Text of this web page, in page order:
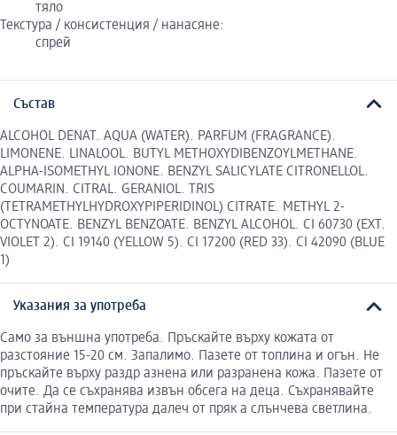
тяло
Текстура / консистенция / нанасяне:
спрей
Състав
ALCOHOL DENAT. AQUA (WATER). PARFUM (FRAGRANCE).
LIMONENE. LINALOOL. BUTYL METHOXYDIBENZOYLMETHANE.
ALPHA-ISOMETHYL IONONE. BENZYL SALICYLATE CITRONELLOL.
COUMARIN. CITRAL. GERANIOL. TRIS
(TETRAMETHYLHYDROXYPIPERIDINOL) CITRATE. METHYL 2-
OCTYNOATE. BENZYL BENZOATE. BENZYL ALCOHOL. CI 60730 (EXT.
VIOLET 2). CI 19140 (YELLOW 5). CI 17200 (RED 33). CI 42090 (BLUE
1)
Указания за употреба
Само за външна употреба. Пръскайте върху кожата от
разстояние 15-20 см. Запалимо. Пазете от топлина и огън. Не
пръскайте върху раздр азнена или разранена кожа. Пазете от
очите. Да се съхранява извън обсега на деца. Съхранявайте
при стайна температура далеч от пряк а слънчева светлина.